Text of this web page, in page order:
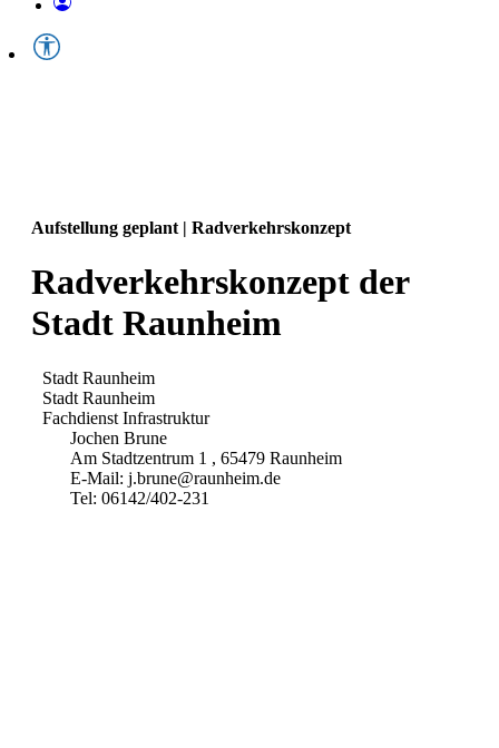
Aufstellung geplant | Radverkehrskonzept
Radverkehrskonzept der
Stadt Raunheim
Stadt Raunheim
Stadt Raunheim
Fachdienst Infrastruktur
Jochen Brune
Am Stadtzentrum 1 , 65479 Raunheim
E-Mail: j.brune@raunheim.de
Tel: 06142/402-231